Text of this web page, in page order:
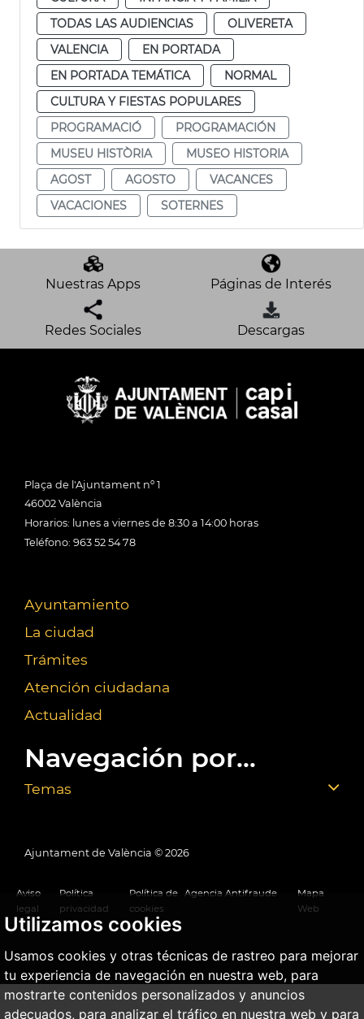
Utilizamos cookies
Usamos cookies y otras técnicas de rastreo para mejorar
tu experiencia de navegación en nuestra web, para
mostrarte contenidos personalizados y anuncios
adecuados, para analizar el tráfico en nuestra web y para
TODAS LAS AUDIENCIAS
OLIVERETA
VALENCIA
EN PORTADA
EN PORTADA TEMÁTICA
NORMAL
CULTURA Y FIESTAS POPULARES
PROGRAMACIÓ
PROGRAMACIÓN
MUSEU HISTÒRIA
MUSEO HISTORIA
AGOST
AGOSTO
VACANCES
VACACIONES
SOTERNES
Nuestras Apps Páginas de Interés
Redes Sociales Descargas
Plaça de l'Ajuntament nº 1
46002 València
Horarios: lunes a viernes de 8:30 a 14:00 horas
Teléfono: 963 52 54 78
Ayuntamiento
La ciudad
Trámites
Atención ciudadana
Actualidad
Navegación por...
Temas
Ajuntament de València © 2026
Aviso
legal
Política
privacidad
Política de
cookies
Agencia Antifraude
Mapa
Web